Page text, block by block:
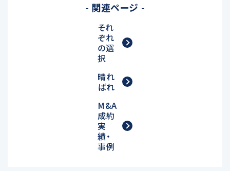
- 関連ページ -
それ
ぞれ
の選
択
晴れ
ばれ
M&A
成約
実
績・
事例